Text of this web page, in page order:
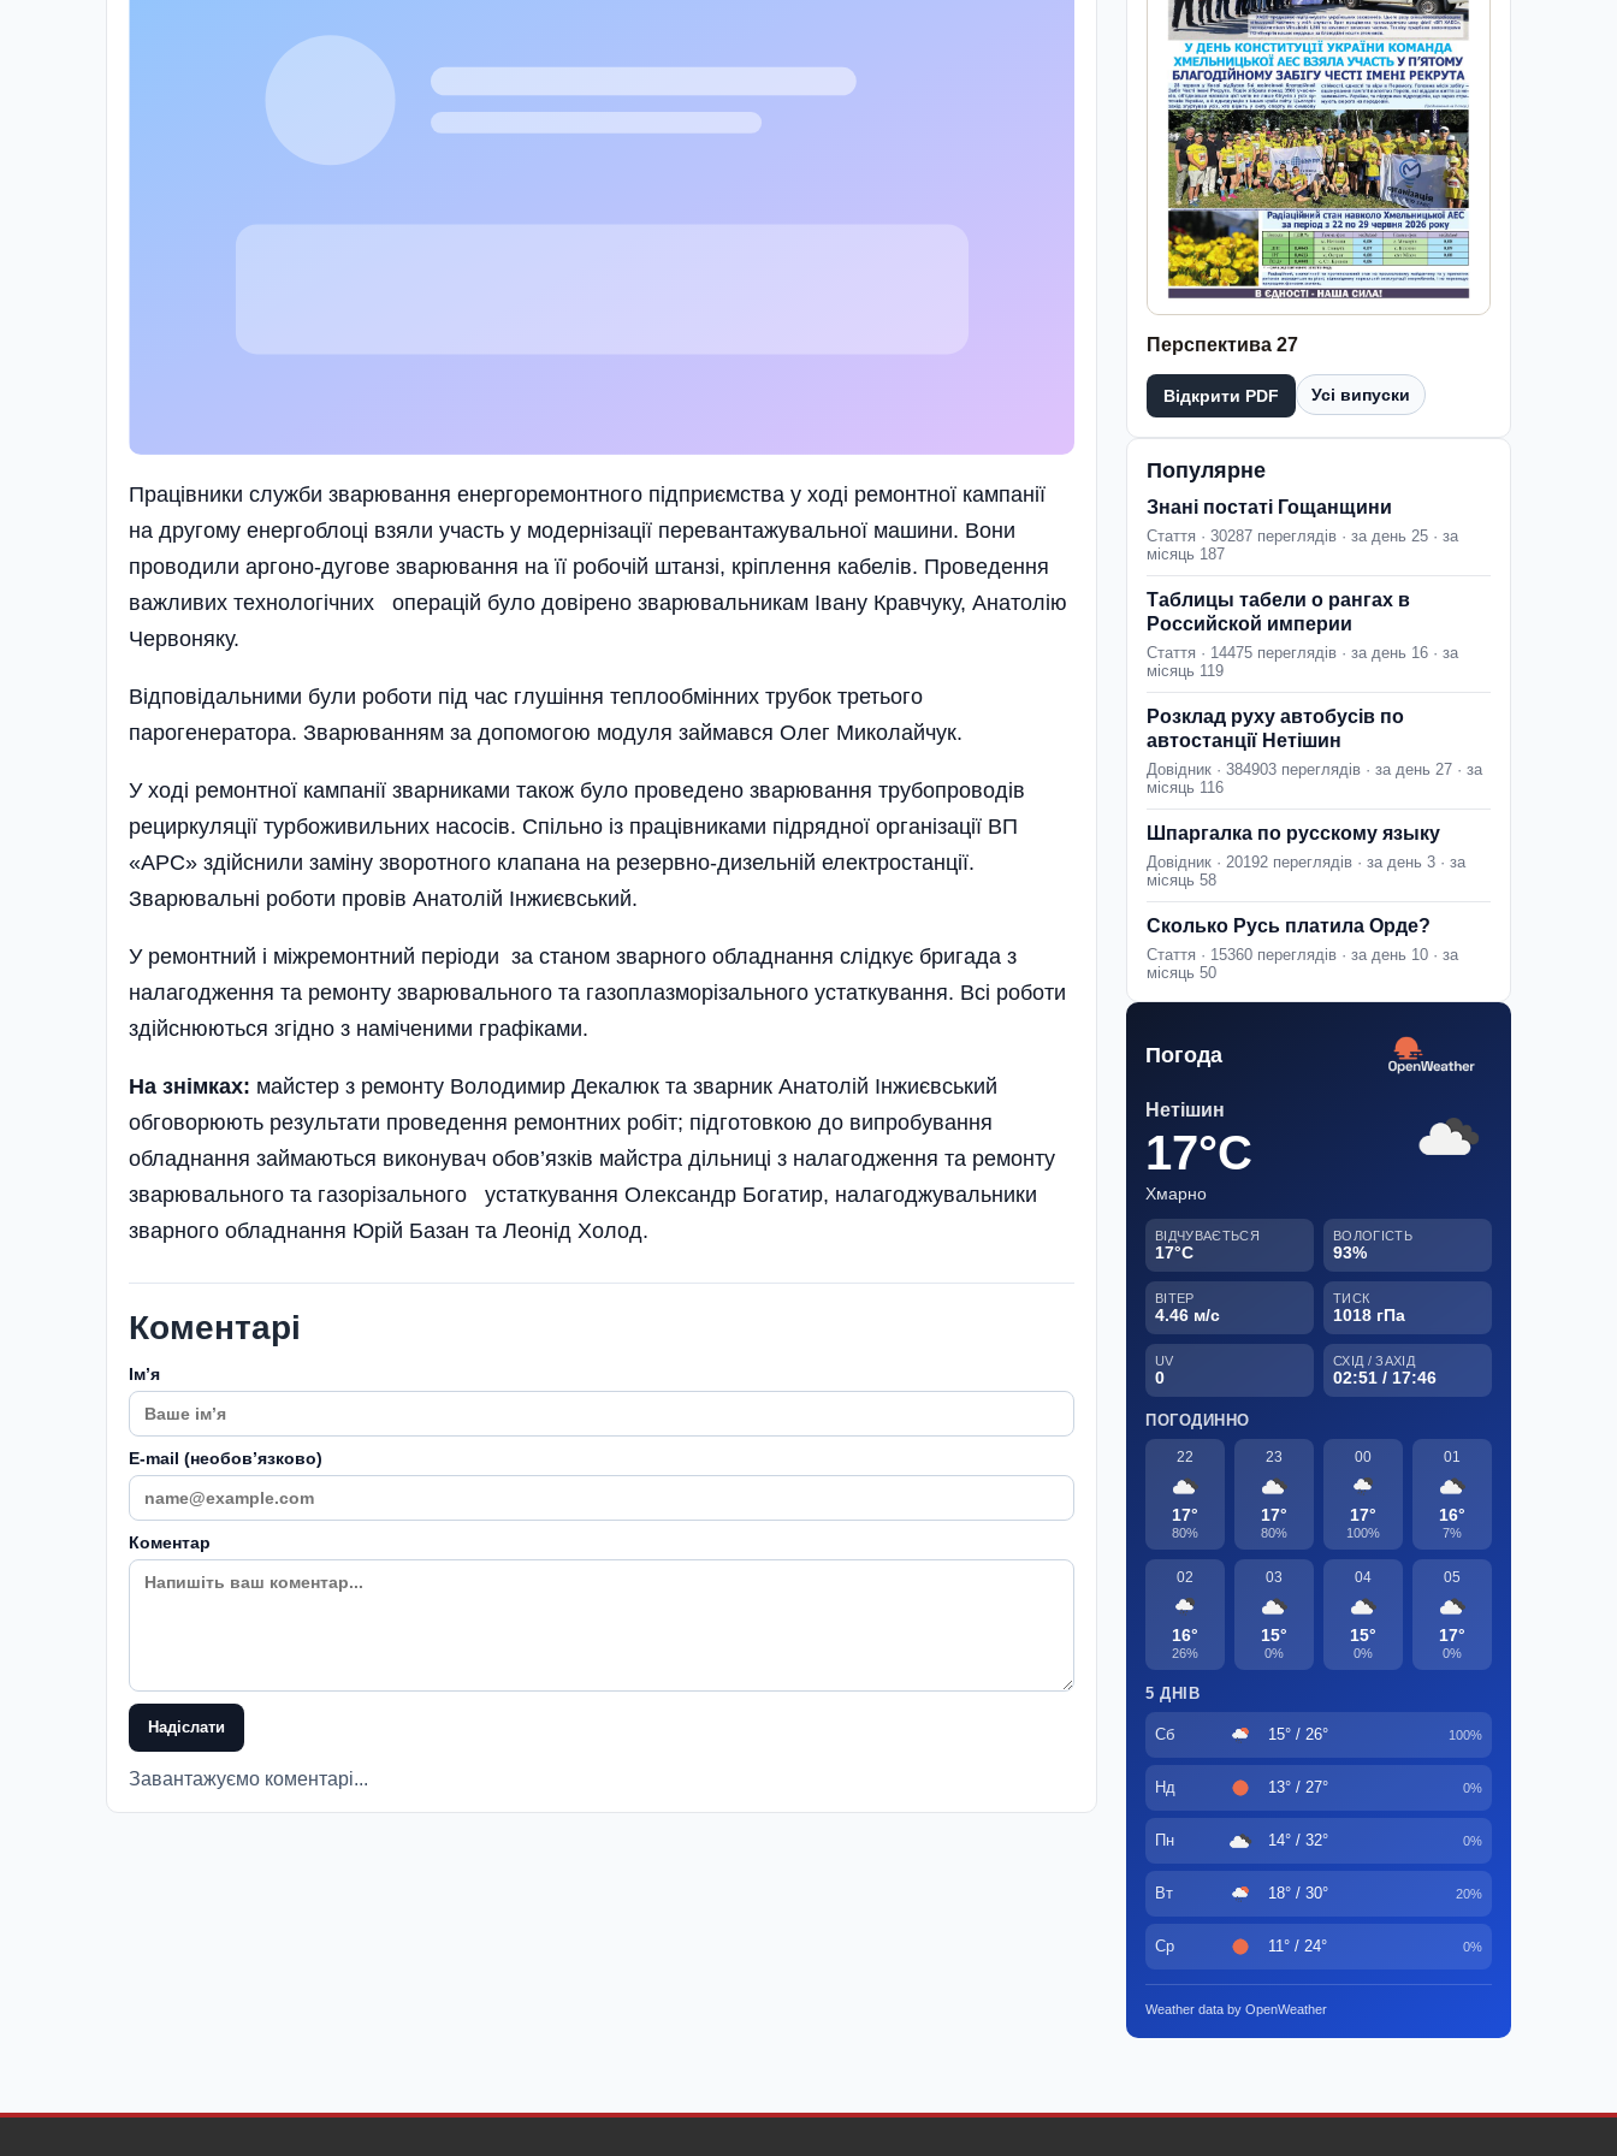
Працівники служби зварювання енергоремонтного підприємства у ході ремонтної кампанії
на другому енергоблоці взяли участь у модернізації перевантажувальної машини. Вони
проводили аргоно-дугове зварювання на її робочій штанзі, кріплення кабелів. Проведення
важливих технологічних операцій було довірено зварюваль­никам Івану Кравчуку, Анатолію
Червоняку.
Відповідальними були роботи під час глушіння теплообмінних трубок третього
парогенератора. Зварюванням за допомогою модуля займався Олег Миколайчук.
У ході ремонтної кампанії зварниками також було проведено зварювання трубопроводів
рециркуляції турбоживильних насосів. Спільно із працівниками підрядної організації ВП
«АРС» здійснили заміну зворотного клапана на резервно-дизельній електро­станції.
Зварювальні роботи провів Анатолій Інжи­євський.
У ремонтний і між­ремонтний періоди за станом зварного обладнання слідкує бригада з
налаго­дження та ремонту зварювального та газоплазморізального устаткування. Всі роботи
здійснюються згідно з наміченими графіками.
На знімках: майстер з ремонту Володимир Декалюк та зварник Анатолій Інжиєвський
обговорюють результати проведення ремонтних робіт; підготовкою до випробування
обладнання займаються виконувач обов’язків майстра дільниці з налагодження та ремонту
зва­рювального та газорізального устаткування Олександр Богатир, налагоджувальники
зварного обладнання Юрій Базан та Леонід Холод.
Коментарі
Імʼя
E-mail (необовʼязково)
Коментар
Надіслати
Завантажуємо коментарі...
Перспектива 27
Відкрити PDF Усі випуски
Популярне
Знані постаті Гощанщини
Стаття · 30287 переглядів · за день 25 · за
місяць 187
Таблицы табели о рангах в
Российской империи
Стаття · 14475 переглядів · за день 16 · за
місяць 119
Розклад руху автобусів по
автостанції Нетішин
Довідник · 384903 переглядів · за день 27 · за
місяць 116
Шпаргалка по русскому языку
Довідник · 20192 переглядів · за день 3 · за
місяць 58
Сколько Русь платила Орде?
Стаття · 15360 переглядів · за день 10 · за
місяць 50
Погода
Нетішин
17°C
Хмарно
ВІДЧУВАЄТЬСЯ
17°C
ВОЛОГІСТЬ
93%
ВІТЕР
4.46 м/с
ТИСК
1018 гПа
UV
0
СХІД / ЗАХІД
02:51 / 17:46
ПОГОДИННО
22
17°
80%
23
17°
80%
00
17°
100%
01
16°
7%
02
16°
26%
03
15°
0%
04
15°
0%
05
17°
0%
5 ДНІВ
Сб 15° / 26° 100%
Нд 13° / 27° 0%
Пн 14° / 32° 0%
Вт 18° / 30° 20%
Ср 11° / 24° 0%
Weather data by OpenWeather